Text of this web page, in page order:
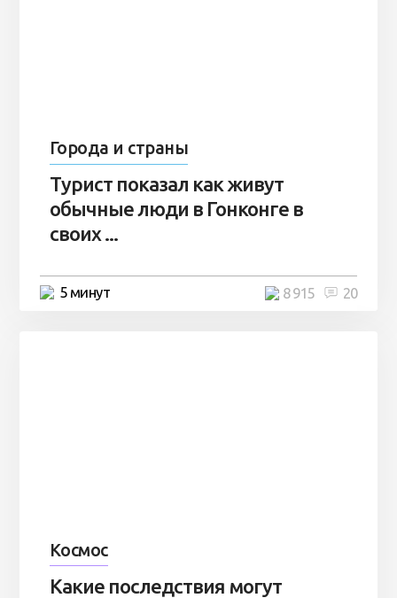
Города и страны
Турист показал как живут
обычные люди в Гонконге в
своих ...
5 минут 20
8 915
Космос
Какие последствия могут